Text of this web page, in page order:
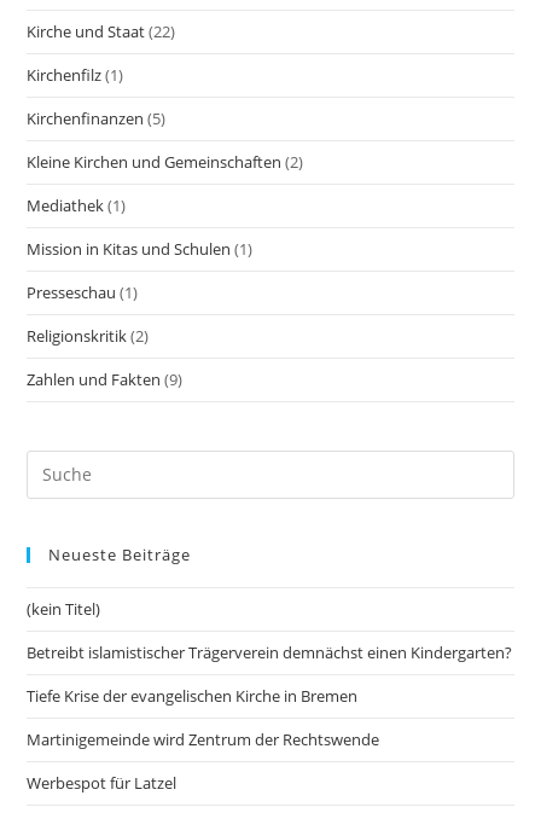
Kirche und Staat(22)
Kirchenfilz(1)
Kirchenfinanzen (5)
Kleine Kirchen und Gemeinschaften (2)
Mediathek(1)
Mission in Kitas und Schulen (1)
Presseschau (1)
Religionskritik(2)
Zahlen und Fakten (9)
Neueste Beiträge
(kein Titel)
Betreibt islamistischer Trägerverein demnächst einen Kindergarten?
Tiefe Krise der evangelischen Kirche in Bremen
Martinigemeinde wird Zentrum der Rechtswende
Werbespot für Latzel